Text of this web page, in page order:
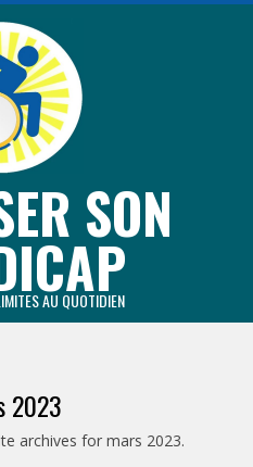
SON
AU QUOTIDIEN
2023
archives for mars 2023.